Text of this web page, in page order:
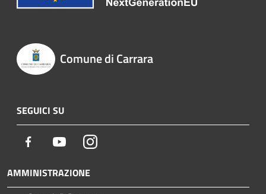
Comune di Carrara
SEGUICI SU
Facebook YoutubeInstagram
AMMINISTRAZIONE